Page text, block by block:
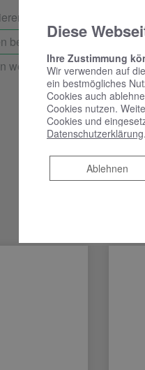
alle beteiligten Gewerke
bei uns, wir liefern und
werden sorgfältig und
Diese
Ihre Zustimmung
Wir verwenden auf
ein bestmögliches
Cookies auch
Cookies nutzen.
Cookies und
Datenschutzerklärung
Ablehnen
Ablehnen